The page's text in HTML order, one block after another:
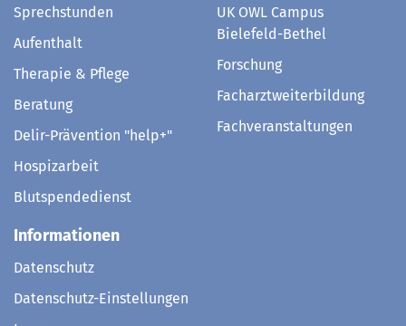
Sprechstunden
Aufenthalt
Therapie & Pflege
Beratung
Delir-Prävention "help+"
Hospizarbeit
Blutspendedienst
UK OWL Campus
Bielefeld-Bethel
Forschung
Facharztweiterbildung
Fachveranstaltungen
Informationen
Datenschutz
Datenschutz-Einstellungen